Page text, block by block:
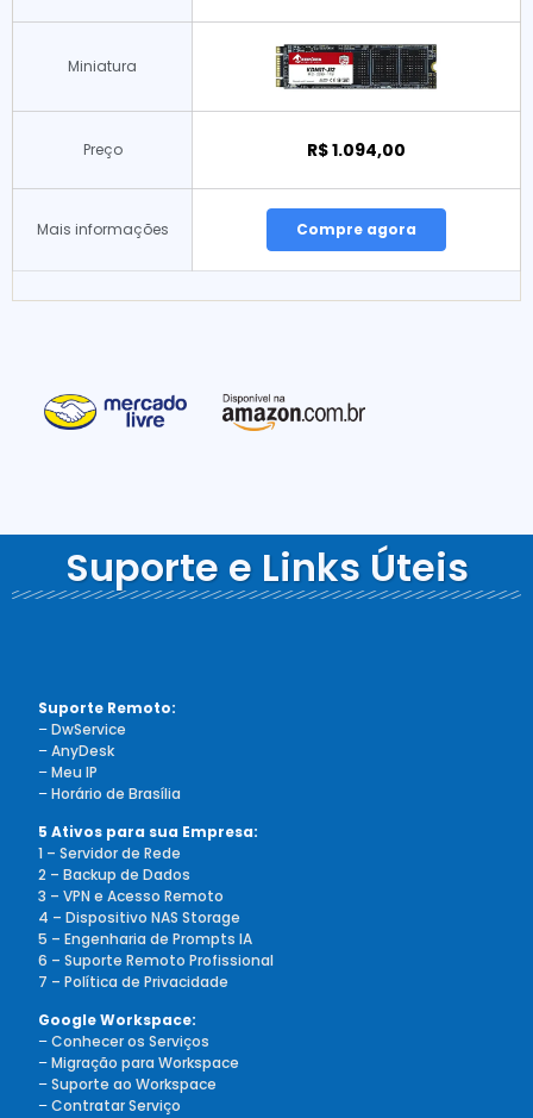
Miniatura
Preço R$ 1.094,00
Mais informações Compre agora
Suporte e Links Úteis
Suporte Remoto:
–DwService
–AnyDesk
–Meu IP
–Horário de Brasília
5 Ativos para sua Empresa:
1 – Servidor de Rede
2 – Backup de Dados
3 – VPN e Acesso Remoto
4 – Dispositivo NAS Storage
5 – Engenharia de Prompts IA
6 – Suporte Remoto Profissional
7 – Política de Privacidade
Google Workspace:
–Conhecer os Serviços
–Migração para Workspace
–Suporte ao Workspace
–Contratar Serviço